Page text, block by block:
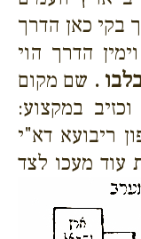
בקי כאן הדרך
הדרך הוי
. שם מקום
במקצוע:
ריבועא דא"י
עוד מעכו לצד